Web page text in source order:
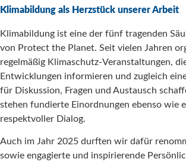
Klimabildung als Herzstück unserer Arbeit
Klimabildung ist eine der fünf tragenden
von Protect the Planet. Seit vielen Jahren
regelmäßig Klimaschutz-Veranstaltungen,
Entwicklungen informieren und zugleich
für Diskussion, Fragen und Austausch
stehen fundierte Einordnungen ebenso wie
respektvoller Dialog.
Auch im Jahr 2025 durften wir dafür
sowie engagierte und inspirierende